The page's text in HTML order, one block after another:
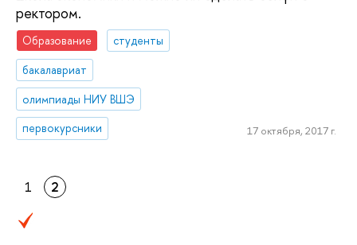
ректором.
Образование
студенты
бакалавриат
олимпиады НИУ ВШЭ
первокурсники
17 октября, 2017 г.
1 2